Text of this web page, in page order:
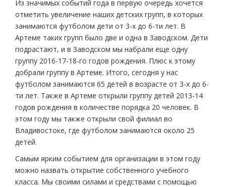
Из значимых событий года в первую очередь хочется
отметить увеличение наших детских групп, в которых
занимаются футболом дети от 3-х до 6-ти лет. В
Артеме таких групп было две и одна в Заводском. Дети
подрастают, и в Заводском мы набрали еще одну
группу 2016-17-18-го годов рождения. Плюс к этому
добрали группу в Артеме. Итого, сегодня у нас
футболом занимаются 65 детей в возрасте от 3-х до 6-
ти лет. Также в Артеме открыли группу детей 2013-14
годов рождения в количестве порядка 20 человек. В
этом году мы также открыли свой филиал во
Владивостоке, где футболом занимаются около 25
детей.
Самым ярким событием для организации в этом году
можно назвать открытие собственного учебного
класса. Мы своими силами и средствами с помощью